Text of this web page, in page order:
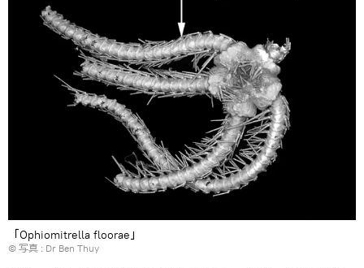
「Ophiomitrella floorae」
© 写真 : Dr Ben Thuy